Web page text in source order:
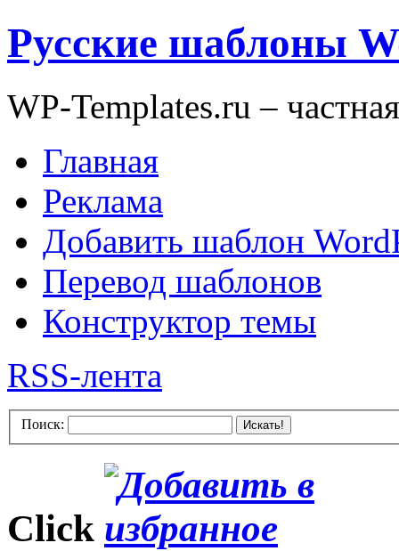
Русские шаблоны
WP-Templates.ru –
Главная
Реклама
Добавить шаблон
Перевод шаблонов
Конструктор темы
RSS-лента
Поиск: Искать!
Click